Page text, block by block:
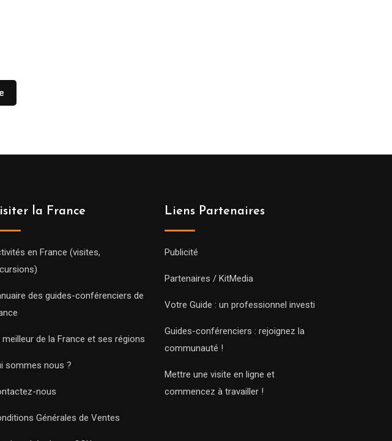
la France
en France (visites,
des guides-conférenciers de
meilleur de la France et ses régions
sommes nous ?
nous
Générales de Ventes
Liens Partenaires
Publicité
Partenaires / KitMedia
Votre Guide : un professionnel investi
Guides-conférenciers : rejoignez la
communauté !
Mettre une visite en ligne et
commencez à travailler !